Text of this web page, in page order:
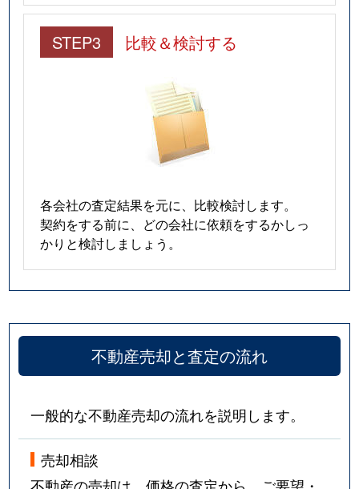
STEP3 比較＆検討する
各会社の査定結果を元に、比較検討します。
契約をする前に、どの会社に依頼をするかしっ
かりと検討しましょう。
不動産売却と査定の流れ
一般的な不動産売却の流れを説明します。
売却相談
不動産の売却は、価格の査定から。ご要望・